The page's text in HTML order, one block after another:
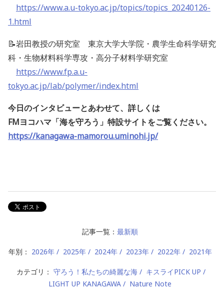
https://www.a.u-tokyo.ac.jp/topics/topics_20240126-
1.html
📝岩田教授の研究室 東京大学大学院・農学生命科学研究
科・生物材料科学専攻・高分子材料学研究室
https://www.fp.a.u-
tokyo.ac.jp/lab/polymer/index.html
今日のインタビューとあわせて、詳しくは
FMヨコハマ「海を守ろう」特設サイトをご覧ください。
https://kanagawa-mamorou.uminohi.jp/
記事一覧： 最新順
年別： 2026年 2025年 2024年 2023年 2022年 2021年
カテゴリ： 守ろう！私たちの綺麗な海
キスライPICK UP
LIGHT UP KANAGAWA
Nature Note